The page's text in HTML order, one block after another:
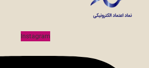
Instagram